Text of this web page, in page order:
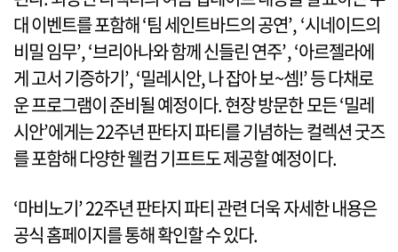
대 이벤트를 포함해 ‘팀 세인트바드의 공연’, ‘시네이드의
비밀 임무’, ‘브리아나와 함께 신들린 연주’, ‘아르젤라에
게 고서 기증하기’, ‘밀레시안, 나 잡아 보~셈!’ 등 다채로
운 프로그램이 준비될 예정이다. 현장 방문한 모든 ‘밀레
시안’에게는 22주년 판타지 파티를 기념하는 컬렉션 굿즈
를 포함해 다양한 웰컴 기프트도 제공할 예정이다.
‘마비노기’ 22주년 판타지 파티 관련 더욱 자세한 내용은
공식 홈페이지를 통해 확인할 수 있다.